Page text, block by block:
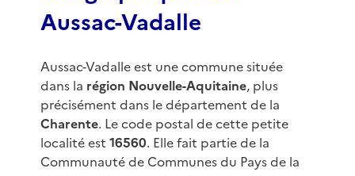
Aussac-Vadalle
Aussac-Vadalle est une commune située
dans la région Nouvelle-Aquitaine, plus
précisément dans le département de la
Charente. Le code postal de cette petite
localité est 16560. Elle fait partie de la
Communauté de Communes du Pays de la